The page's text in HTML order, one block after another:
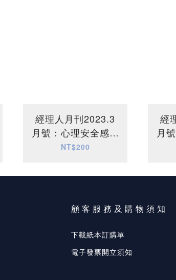
經理人月刊2023.3
月號：心理安全感的
力量
NT$200
經
月
顧客服務及購物須知
下載紙本訂購單
電子發票開立須知